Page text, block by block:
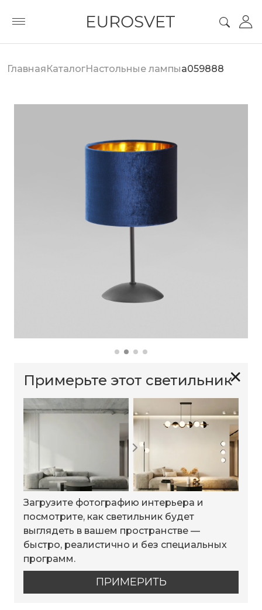
ГлавнаяКаталогНастольные лампыa059888
✕
Примерьте этот светильник
Загрузите фотографию интерьера и
посмотрите, как светильник будет
выглядеть в вашем пространстве —
быстро, реалистично и без специальных
программ.
ПРИМЕРИТЬ